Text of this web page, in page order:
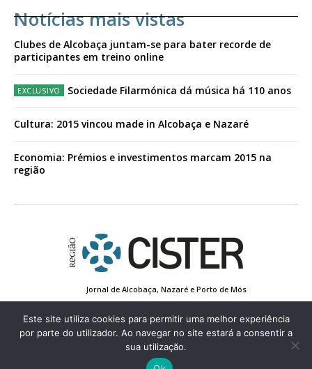
Notícias mais vistas
Clubes de Alcobaça juntam-se para bater recorde de
participantes em treino online
Sociedade Filarmónica dá música há 110 anos
Cultura: 2015 vincou made in Alcobaça e Nazaré
Economia: Prémios e investimentos marcam 2015 na
região
Jornal de Alcobaça, Nazaré e Porto de Mós
Conta de Registo
Edição Impressa
© 2022 Região de Cister - Todos os direitos reservados.
Este site utiliza cookies para permitir uma melhor experiência
por parte do utilizador. Ao navegar no site estará a consentir a
sua utilização.